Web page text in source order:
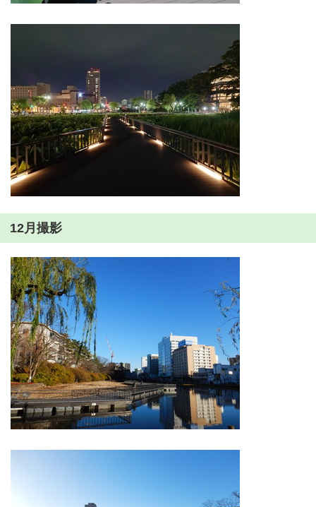
12月撮影